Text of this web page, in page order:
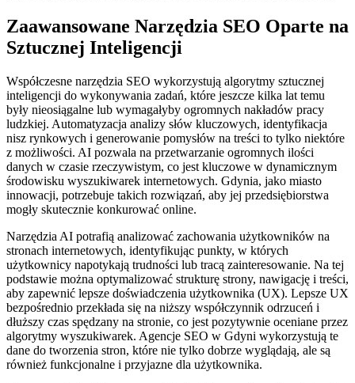
Zaawansowane Narzędzia SEO Oparte na
Sztucznej Inteligencji
Współczesne narzędzia SEO wykorzystują algorytmy sztucznej
inteligencji do wykonywania zadań, które jeszcze kilka lat temu
były nieosiągalne lub wymagałyby ogromnych nakładów pracy
ludzkiej. Automatyzacja analizy słów kluczowych, identyfikacja
nisz rynkowych i generowanie pomysłów na treści to tylko niektóre
z możliwości. AI pozwala na przetwarzanie ogromnych ilości
danych w czasie rzeczywistym, co jest kluczowe w dynamicznym
środowisku wyszukiwarek internetowych. Gdynia, jako miasto
innowacji, potrzebuje takich rozwiązań, aby jej przedsiębiorstwa
mogły skutecznie konkurować online.
Narzędzia AI potrafią analizować zachowania użytkowników na
stronach internetowych, identyfikując punkty, w których
użytkownicy napotykają trudności lub tracą zainteresowanie. Na tej
podstawie można optymalizować strukturę strony, nawigację i treści,
aby zapewnić lepsze doświadczenia użytkownika (UX). Lepsze UX
bezpośrednio przekłada się na niższy współczynnik odrzuceń i
dłuższy czas spędzany na stronie, co jest pozytywnie oceniane przez
algorytmy wyszukiwarek. Agencje SEO w Gdyni wykorzystują te
dane do tworzenia stron, które nie tylko dobrze wyglądają, ale są
również funkcjonalne i przyjazne dla użytkownika.